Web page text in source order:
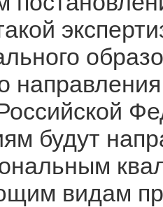
будут
видам